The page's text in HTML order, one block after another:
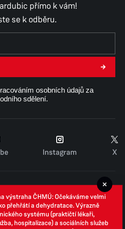
přímo k vám!
se k odběru.
osobních údajů za
sdělení.
Instagram X
výstraha ČHMÚ: Očekáváme velmi
přehřátí a dehydratace. Výrazně
systému (praktičtí lékaři,
hospitalizace) a sociálních služeb